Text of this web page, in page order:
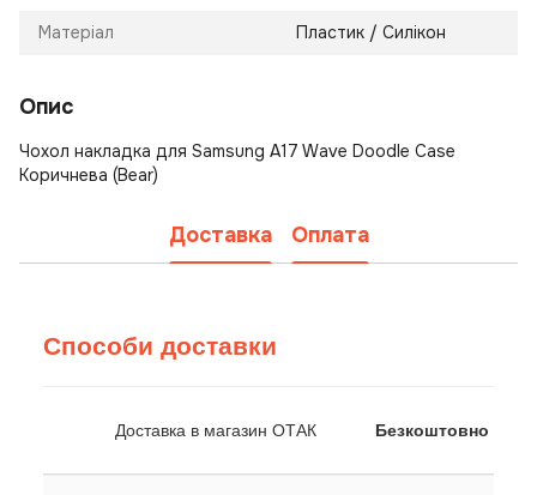
Матеріал Пластик / Силікон
Опис
Чохол накладка для Samsung A17 Wave Doodle Case
Коричнева (Bear)
Доставка Оплата
Способи доставки
Доставка в магазин ОТАК Безкоштовно